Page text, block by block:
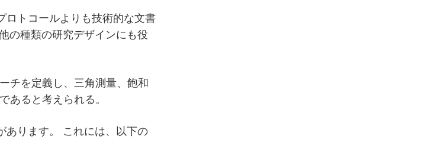
ロトコールよりも技術的な文書
の種類の研究デザインにも役
チを定義し、三角測量、飽和
あると考えられる。
あります。 これには、以下の